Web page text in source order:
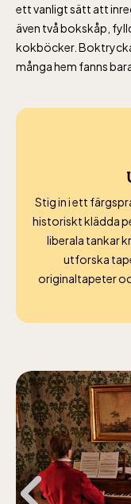
ett vanligt sätt att
även två bokskåp,
kokböcker.
många hem fanns
Stig in i ett
historiskt klädda
liberala tankar
utforska t
originaltapeter